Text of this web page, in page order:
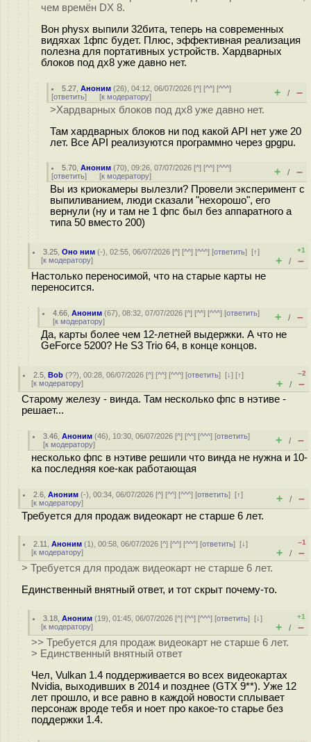
чем времён DX 8.
Вон physx выпили 32бита, теперь на современных
видяхах 1фпс будет. Плюс, эффективная реализация
полезна для портативных устройств. Хардварных
блоков под дх8 уже давно нет.
5.27 ,Аноним (26), 04:12, 06/07/2026 [^] [^^] [^^^]
[ответить] [к модератору] + / –
>Хардварных блоков под дх8 уже давно нет.
Там хардварных блоков ни под какой API нет уже 20
лет. Все API реализуются программно через gpgpu.
5.70 ,Аноним (70), 09:26, 07/07/2026 [^] [^^] [^^^]
[ответить] [к модератору] + / –
Вы из криокамеры вылезли? Провели эксперимент с
выпиливанием, люди сказали "нехорошо", его
вернули (ну и там не 1 фпс был без аппаратного а
типа 50 вместо 200)
3.25 ,Оно ним (-), 02:55, 06/07/2026 [^] [^^] [^^^] [ответить][↑]
[к модератору]
+1
+ / –
Настолько переносимой, что на старые карты не
переносится.
4.66 ,Аноним (67), 08:32, 07/07/2026 [^] [^^] [^^^] [ответить]
[к модератору] + / –
Да, карты более чем 12-летней выдержки. А что не
GeForce 5200? Не S3 Trio 64, в конце концов.
2.5 ,Bob (??), 00:28, 06/07/2026 [^] [^^] [^^^] [ответить][↓] [↑]
[к модератору]
–2
+ / –
Старому железу - винда. Там несколько фпс в нэтиве -
решает...
3.46 ,Аноним (46), 10:30, 06/07/2026 [^] [^^] [^^^] [ответить]
[к модератору] + / –
несколько фпс в нэтиве решили что винда не нужна и 10-
ка последняя кое-как работающая
2.6 ,Аноним (-), 00:34, 06/07/2026 [^] [^^] [^^^] [ответить][↑]
[к модератору] + / –
Требуется для продаж видеокарт не старше 6 лет.
2.11 ,Аноним (1), 00:58, 06/07/2026 [^] [^^] [^^^] [ответить][↓]
[к модератору]
–1
+ / –
> Требуется для продаж видеокарт не старше 6 лет.
Единственный внятный ответ, и тот скрыт почему-то.
3.18 ,Аноним (19), 01:45, 06/07/2026 [^] [^^] [^^^] [ответить][↓]
[к модератору]
+1
+ / –
>> Требуется для продаж видеокарт не старше 6 лет.
> Единственный внятный ответ
Чел, Vulkan 1.4 поддерживается во всех видеокартах
Nvidia, выходивших в 2014 и позднее (GTX 9**). Уже 12
лет прошло, и все равно в каждой новости сплывает
персонаж вроде тебя и ноет про какое-то старье без
поддержки 1.4.